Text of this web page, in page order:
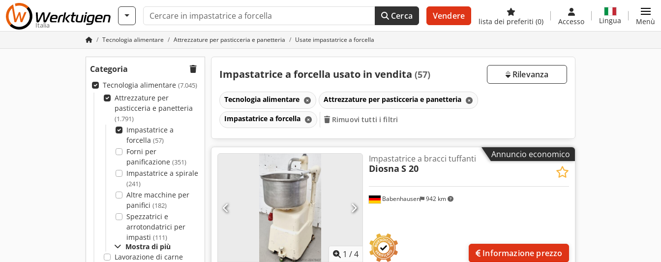
Italia
Cerca Vendere
lista dei preferiti (0) Accesso Lingua Menù
Tecnologia alimentare Attrezzature per pasticceria e panetteria Usate impastatrice a forcella
Categoria
Tecnologia alimentare (7.045)
Attrezzature per
pasticceria e panetteria
(1.791)
Impastatrice a
forcella (57)
Forni per
panificazione (351)
Impastatrice a spirale
(241)
Altre macchine per
panifici (182)
Spezzatrici e
arrotondatrici per
impasti (111)
Mostra di più
Lavorazione di carne
Impastatrice a forcella usato in vendita (57) Rilevanza
Tecnologia alimentare Attrezzature per pasticceria e panetteria
Impastatrice a forcella Rimuovi tutti i filtri
Annuncio economico
1 /4
Babenhausen 942 km
Impastatrice a bracci tuffanti
Diosna S 20
Informazione prezzo